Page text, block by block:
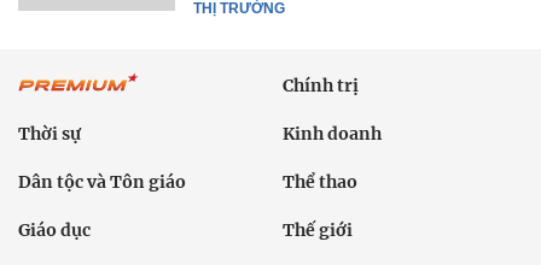
THỊ TRƯỜNG
Chính trị
Thời sự Kinh doanh
Dân tộc và Tôn giáo Thể thao
Giáo dục Thế giới